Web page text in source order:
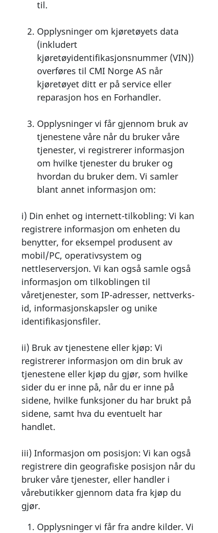
til.
Opplysninger om kjøretøyets data
(inkludert
kjøretøyidentifikasjonsnummer (VIN))
overføres til CMI Norge AS når
kjøretøyet ditt er på service eller
reparasjon hos en Forhandler.
Opplysninger vi får gjennom bruk av
tjenestene våre når du bruker våre
tjenester, vi registrerer informasjon
om hvilke tjenester du bruker og
hvordan du bruker dem. Vi samler
blant annet informasjon om:
i) Din enhet og internett-tilkobling: Vi kan
registrere informasjon om enheten du
benytter, for eksempel produsent av
mobil/PC, operativsystem og
nettleserversjon. Vi kan også samle også
informasjon om tilkoblingen til
våretjenester, som IP-adresser, nettverks-
id, informasjonskapsler og unike
identifikasjonsfiler.
ii) Bruk av tjenestene eller kjøp: Vi
registrerer informasjon om din bruk av
tjenestene eller kjøp du gjør, som hvilke
sider du er inne på, når du er inne på
sidene, hvilke funksjoner du har brukt på
sidene, samt hva du eventuelt har
handlet.
iii) Informasjon om posisjon: Vi kan også
registrere din geografiske posisjon når du
bruker våre tjenester, eller handler i
vårebutikker gjennom data fra kjøp du
gjør.
Opplysninger vi får fra andre kilder. Vi